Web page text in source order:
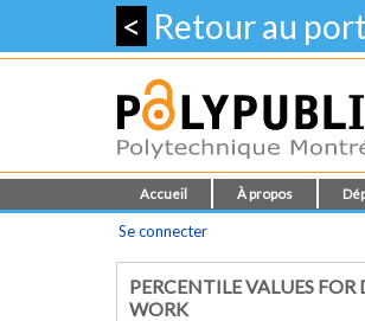
< Retour au
Accueil À propos
Se connecter
PERCENTILE VALUES
WORK